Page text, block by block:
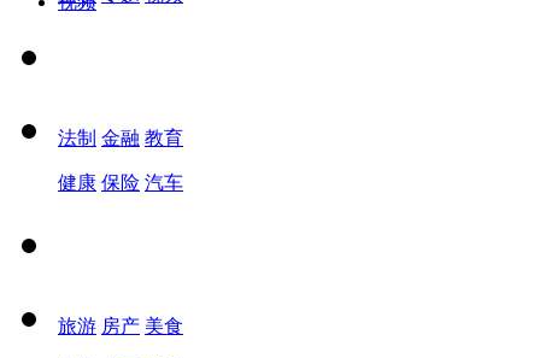
法制 金融 教育
健康 保险 汽车
旅游 房产 美食